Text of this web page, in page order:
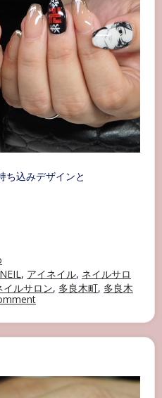
ち込みデザインと
, アイネイル, ネイルサロ
イルサロン, 多良木町, 多良木
on
ネ
ラ
ネ